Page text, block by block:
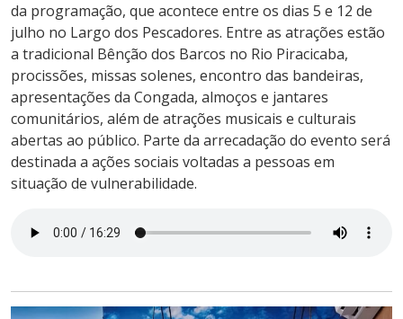
da programação, que acontece entre os dias 5 e 12 de
julho no Largo dos Pescadores. Entre as atrações estão
a tradicional Bênção dos Barcos no Rio Piracicaba,
procissões, missas solenes, encontro das bandeiras,
apresentações da Congada, almoços e jantares
comunitários, além de atrações musicais e culturais
abertas ao público. Parte da arrecadação do evento será
destinada a ações sociais voltadas a pessoas em
situação de vulnerabilidade.